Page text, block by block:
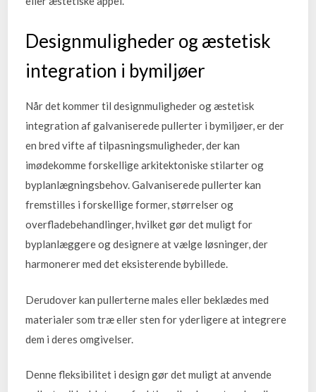
Designmuligheder og æstetisk
integration i bymiljøer
Når det kommer til designmuligheder og æstetisk
integration af galvaniserede pullerter i bymiljøer, er der
en bred vifte af tilpasningsmuligheder, der kan
imødekomme forskellige arkitektoniske stilarter og
byplanlægningsbehov. Galvaniserede pullerter kan
fremstilles i forskellige former, størrelser og
overfladebehandlinger, hvilket gør det muligt for
byplanlæggere og designere at vælge løsninger, der
harmonerer med det eksisterende bybillede.
Derudover kan pullerterne males eller beklædes med
materialer som træ eller sten for yderligere at integrere
dem i deres omgivelser.
Denne fleksibilitet i design gør det muligt at anvende